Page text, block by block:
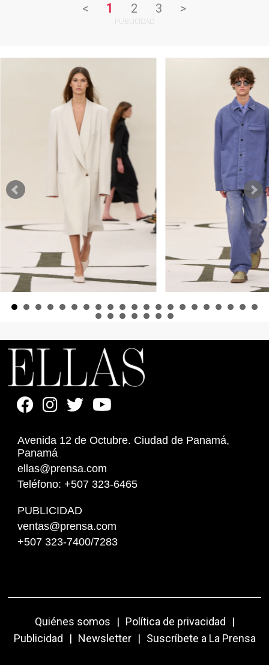
< 1 2 3 >
PUBLICIDAD
Avenida 12 de Octubre. Ciudad de Panamá,
Panamá
ellas@prensa.com
Teléfono: +507 323-6465
PUBLICIDAD
ventas@prensa.com
+507 323-7400/7283
Quiénes somos | Política de privacidad
|
Publicidad
| Newsletter | Suscríbete a La Prensa